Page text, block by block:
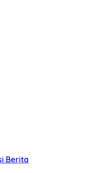
Berita